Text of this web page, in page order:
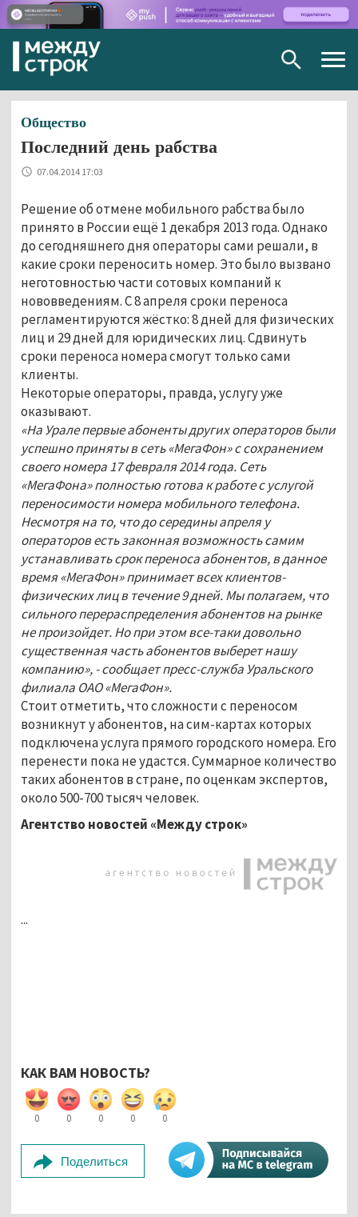
Общество
Последний день рабства
07.04.2014 17:03
Решение об отмене мобильного рабства было
принято в России ещё 1 декабря 2013 года. Однако
до сегодняшнего дня операторы сами решали, в
какие сроки переносить номер. Это было вызвано
неготовностью части сотовых компаний к
нововведениям. С 8 апреля сроки переноса
регламентируются жёстко: 8 дней для физических
лиц и 29 дней для юридических лиц. Сдвинуть
сроки переноса номера смогут только сами
клиенты.
Некоторые операторы, правда, услугу уже
оказывают.
«На Урале первые абоненты других операторов были
успешно приняты в сеть «МегаФон» с сохранением
своего номера 17 февраля 2014 года. Сеть
«МегаФона» полностью готова к работе с услугой
переносимости номера мобильного телефона.
Несмотря на то, что до середины апреля у
операторов есть законная возможность самим
устанавливать срок переноса абонентов, в данное
время «МегаФон» принимает всех клиентов-
физических лиц в течение 9 дней. Мы полагаем, что
сильного перераспределения абонентов на рынке
не произойдет. Но при этом все-таки довольно
существенная часть абонентов выберет нашу
компанию», - сообщает пресс-служба Уральского
филиала ОАО«МегаФон».
Стоит отметить, что сложности с переносом
возникнут у абонентов, на сим-картах которых
подключена услуга прямого городского номера. Его
перенести пока не удастся. Суммарное количество
таких абонентов в стране, по оценкам экспертов,
около 500-700 тысяч человек.
Агентство новостей «Между строк»
...
КАК ВАМ НОВОСТЬ?
0 0 0 0 0
Поделиться